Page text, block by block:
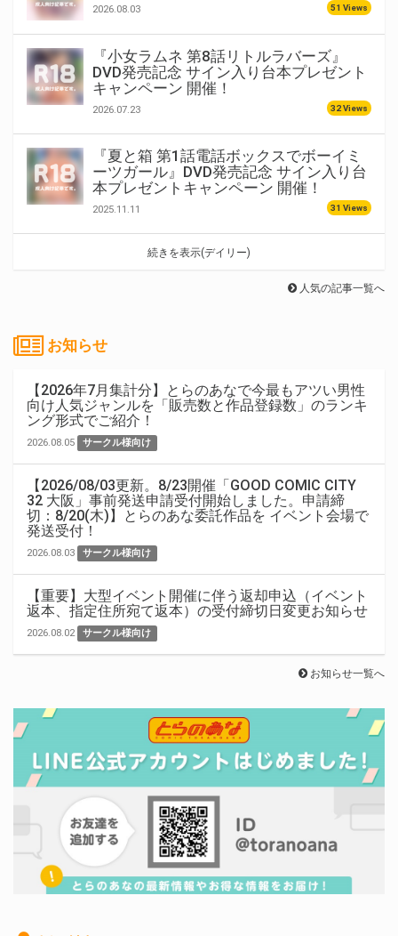
2026.08.03 51 Views
『小女ラムネ 第8話リトルラバーズ』
DVD発売記念 サイン入り台本プレゼント
キャンペーン 開催！
2026.07.23 32 Views
『夏と箱 第1話電話ボックスでボーイミ
ーツガール』DVD発売記念 サイン入り台
本プレゼントキャンペーン 開催！
2025.11.11 31 Views
続きを表示(デイリー)
人気の記事一覧へ
お知らせ
【2026年7月集計分】とらのあなで今最もアツい男性
向け人気ジャンルを「販売数と作品登録数」のランキ
ング形式でご紹介！
2026.08.05 サークル様向け
【2026/08/03更新。8/23開催「GOOD COMIC CITY
32 大阪」事前発送申請受付開始しました。申請締
切：8/20(木)】とらのあな委託作品を イベント会場で
発送受付！
2026.08.03 サークル様向け
【重要】大型イベント開催に伴う返却申込（イベント
返本、指定住所宛て返本）の受付締切日変更お知らせ
2026.08.02 サークル様向け
お知らせ一覧へ